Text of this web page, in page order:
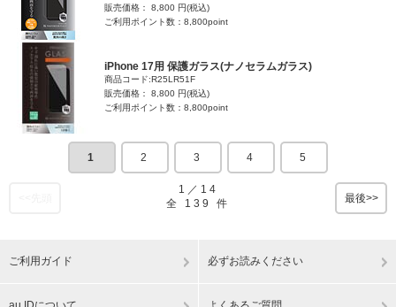
販売価格： 8,800 円(税込)
ご利用ポイント数：8,800point
iPhone 17用 保護ガラス(ナノセラムガラス)
商品コード:R25LR51F
販売価格： 8,800 円(税込)
ご利用ポイント数：8,800point
1 2 3 4 5
最後>>
1 ／ 14
全 139 件
ご利用ガイド 必ずお読みください